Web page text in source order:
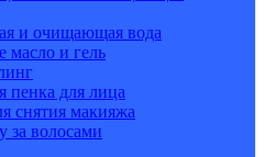
и очищающая вода
и гель
для лица
снятия макияжа
за волосами